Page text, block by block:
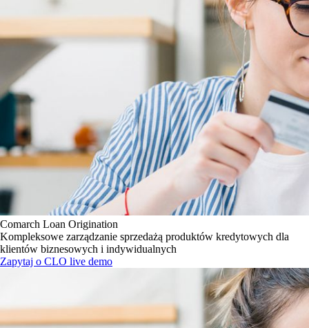
Comarch Loan Origination
Kompleksowe zarządzanie sprzedażą produktów kredytowych dla
klientów biznesowych i indywidualnych
Zapytaj o CLO live demo